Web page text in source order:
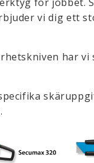
vi dig ett
har